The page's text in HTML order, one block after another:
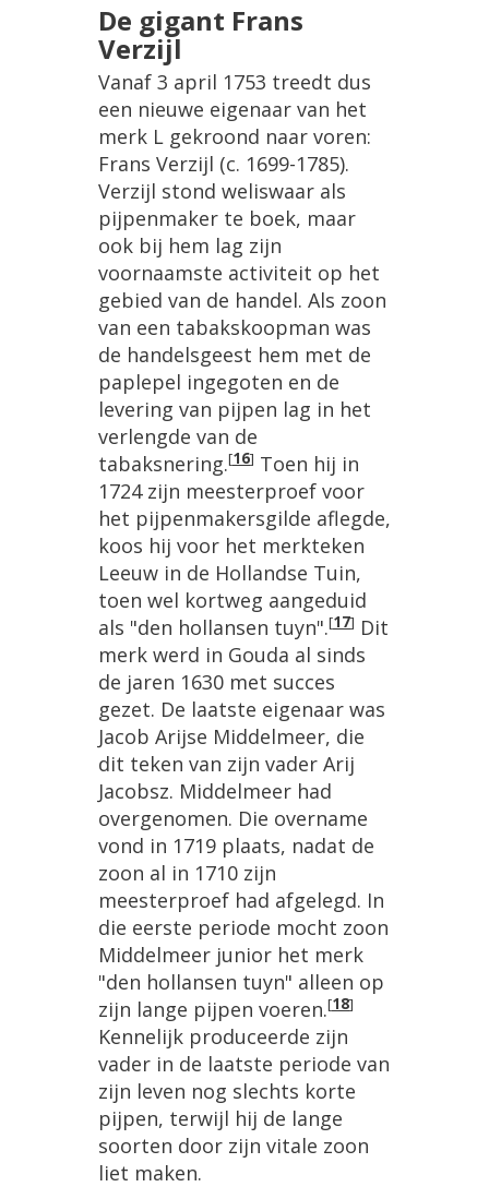
De gigant Frans
Verzijl
Vanaf 3 april 1753 treedt dus
een nieuwe eigenaar van het
merk L gekroond naar voren:
Frans Verzijl (c. 1699-1785).
Verzijl stond weliswaar als
pijpenmaker te boek, maar
ook bij hem lag zijn
voornaamste activiteit op het
gebied van de handel. Als zoon
van een tabakskoopman was
de handelsgeest hem met de
paplepel ingegoten en de
levering van pijpen lag in het
verlengde van de
tabaksnering.[16] Toen hij in
1724 zijn meesterproef voor
het pijpenmakersgilde aflegde,
koos hij voor het merkteken
Leeuw in de Hollandse Tuin,
toen wel kortweg aangeduid
als "den hollansen tuyn".[17] Dit
merk werd in Gouda al sinds
de jaren 1630 met succes
gezet. De laatste eigenaar was
Jacob Arijse Middelmeer, die
dit teken van zijn vader Arij
Jacobsz. Middelmeer had
overgenomen. Die overname
vond in 1719 plaats, nadat de
zoon al in 1710 zijn
meesterproef had afgelegd. In
die eerste periode mocht zoon
Middelmeer junior het merk
"den hollansen tuyn" alleen op
zijn lange pijpen voeren.[18]
Kennelijk produceerde zijn
vader in de laatste periode van
zijn leven nog slechts korte
pijpen, terwijl hij de lange
soorten door zijn vitale zoon
liet maken.